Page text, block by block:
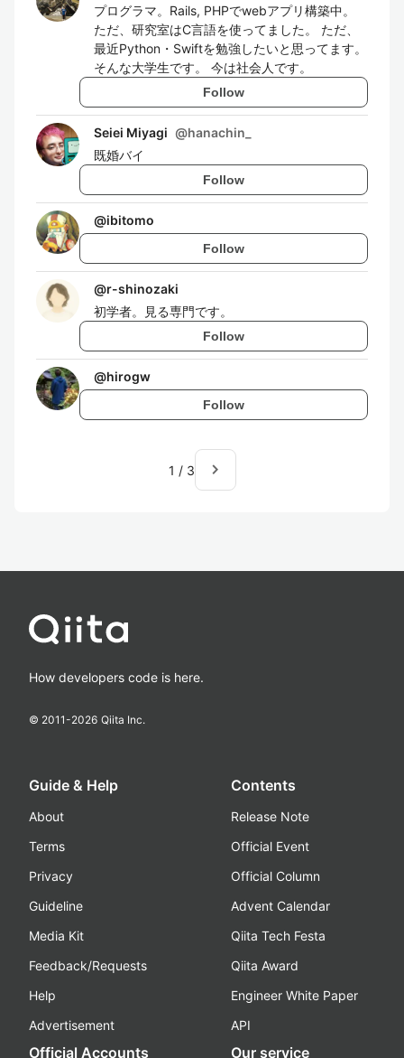
プログラマ。Rails, PHPでwebアプリ構築中。
ただ、研究室はC言語を使ってました。 ただ、
最近Python・Swiftを勉強したいと思ってます。
そんな大学生です。 今は社会人です。
Follow
Seiei Miyagi @hanachin_
既婚バイ
Follow
@ibitomo
Follow
@r-shinozaki
初学者。見る専門です。
Follow
@hirogw
Follow
1 / 3 navigate_next
How developers code is here.
© 2011-2026 Qiita Inc.
Guide & Help
About
Terms
Privacy
Guideline
Media Kit
Feedback/Requests
Help
Advertisement
Contents
Release Note
Official Event
Official Column
Advent Calendar
Qiita Tech Festa
Qiita Award
Engineer White Paper
API
Official Accounts Our service